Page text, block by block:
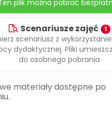
plik można pobrać
Scenariusze zajęć 1
scenariusz z
dydaktycznej. Pliki
do osobnego pobrania
materiały dostępne po